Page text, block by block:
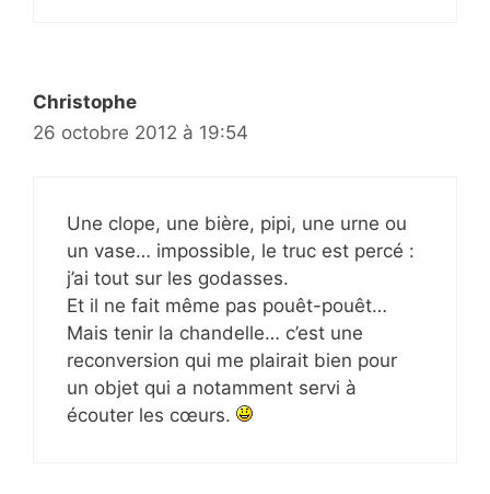
Christophe
26 octobre 2012 à 19:54
Une clope, une bière, pipi, une urne ou
un vase… impossible, le truc est percé :
j’ai tout sur les godasses.
Et il ne fait même pas pouêt-pouêt…
Mais tenir la chandelle… c’est une
reconversion qui me plairait bien pour
un objet qui a notamment servi à
écouter les cœurs.